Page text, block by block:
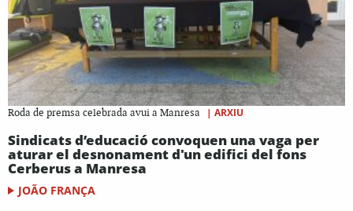
Roda de premsa celebrada avui a Manresa | ARXIU
Sindicats d’educació convoquen una vaga per
aturar el desnonament d'un edifici del fons
Cerberus a Manresa
JOÃO FRANÇA